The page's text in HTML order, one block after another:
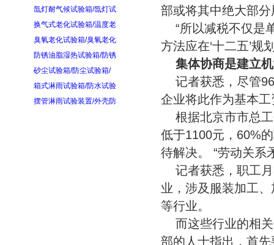
氙灯耐气候试验箱/氙灯试
换气式老化试验箱/温度老
臭氧老化试验箱/臭氧老化
防锈油脂湿热试验箱/防锈
砂尘试验箱/防尘试验箱/
箱式淋雨试验箱/防水试验
摆管淋雨试验装置/外壳防
部或将其中绝大部
“所以减税不仅是
方法应在‘十二五’规
集体协商是建立
记者获悉，尽管
企业将此作为基本工
根据北京市市总
低于1100元，60%
待解决。 “劳动关系
记者获悉，职工
业，涉及服装加工
等行业。
而这些行业的相
部的人士指出，首